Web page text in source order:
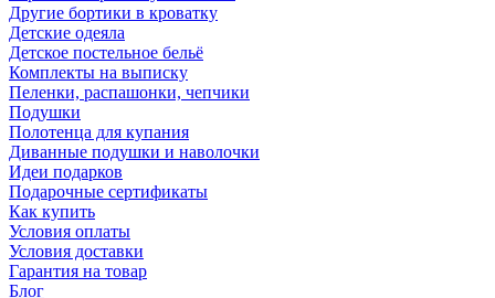
Другие бортики в кроватку
Детские одеяла
Детское постельное бельё
Комплекты на выписку
Пеленки, распашонки, чепчики
Подушки
Полотенца для купания
Диванные подушки и наволочки
Идеи подарков
Подарочные сертификаты
Как купить
Условия оплаты
Условия доставки
Гарантия на товар
Блог